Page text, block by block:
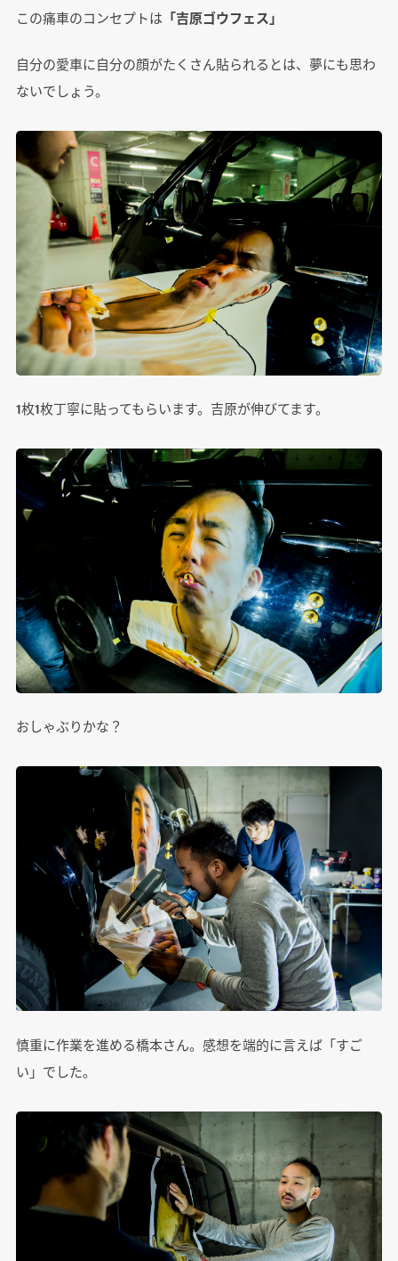
この痛車のコンセプトは 「吉原ゴウフェス」
自分の愛車に自分の顔がたくさん貼られるとは、夢にも思わ
ないでしょう。
1枚1枚丁寧に貼ってもらいます。吉原が伸びてます。
おしゃぶりかな？
慎重に作業を進める橋本さん。感想を端的に言えば「すご
い」でした。